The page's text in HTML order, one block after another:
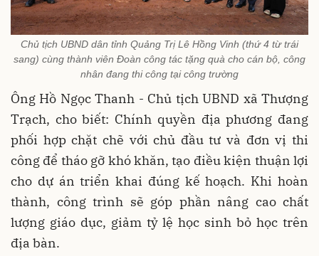
Chủ tịch UBND dân tỉnh Quảng Trị Lê Hồng Vinh (thứ 4 từ trái
sang) cùng thành viên Đoàn công tác tặng quà cho cán bộ, công
nhân đang thi công tại công trường
Ông Hồ Ngọc Thanh - Chủ tịch UBND xã Thượng
Trạch, cho biết: Chính quyền địa phương đang
phối hợp chặt chẽ với chủ đầu tư và đơn vị thi
công để tháo gỡ khó khăn, tạo điều kiện thuận lợi
cho dự án triển khai đúng kế hoạch. Khi hoàn
thành, công trình sẽ góp phần nâng cao chất
lượng giáo dục, giảm tỷ lệ học sinh bỏ học trên
địa bàn.